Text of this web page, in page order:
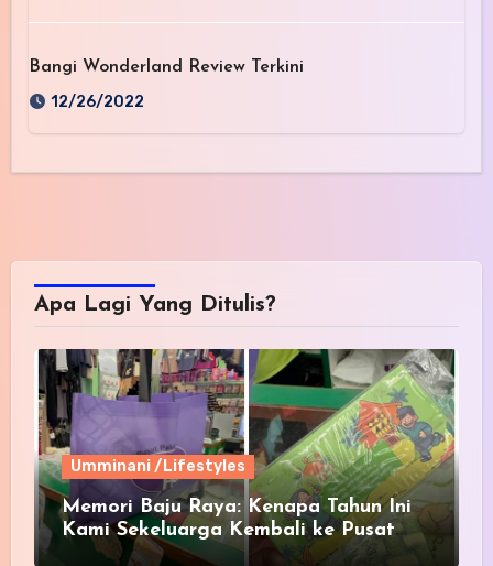
Bangi Wonderland Review Terkini
12/26/2022
Apa Lagi Yang Ditulis?
Umminani /Lifestyles
Memori Baju Raya: Kenapa Tahun Ini
Kami Sekeluarga Kembali ke Pusat
Pakaian Hari-Hari?